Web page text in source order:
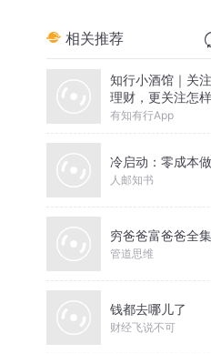
相关推荐
知行小酒馆｜关
理财，更关注怎
地生活
有知有行App
冷启动：零成本
人邮知书
穷爸爸富爸爸全
管道思维
钱都去哪儿了
财经飞说不可